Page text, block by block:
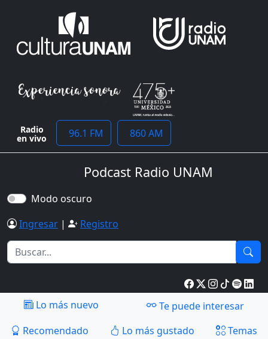
Radio
en vivo 96.1 FM 860 AM
Podcast Radio UNAM
Modo oscuro
Ingresar | Registro
Lo más nuevo
Te puede interesar
Recomendado
Lo más gustado
Temas